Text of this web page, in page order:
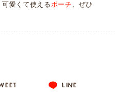
愛くて使える ポーチ
、ぜひ
LINE